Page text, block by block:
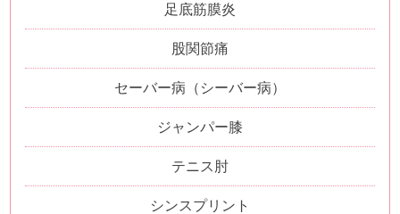
足底筋膜炎
股関節痛
セーバー病（シーバー病）
ジャンパー膝
テニス肘
シンスプリント